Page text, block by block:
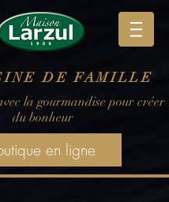
DE FAMILLE
la gourmandise pour créer
du bonheur
en ligne